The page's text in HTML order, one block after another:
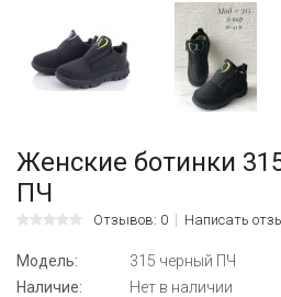
Женские ботинки
ПЧ
Отзывов: 0 Написать
Модель:
315 черный ПЧ
Наличие:
Нет в наличии